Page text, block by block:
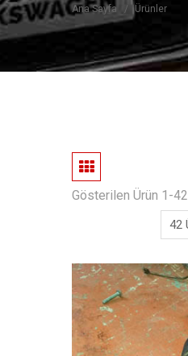
Ana Sayfa Ürünler
Gösterilen Ürün 1-42